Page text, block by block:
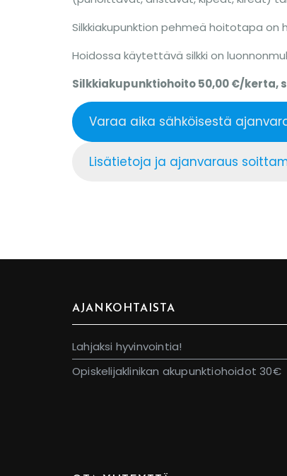
Silkkiakupunktion pehmeä hoitotapa on
Hoidossa käytettävä silkki on
Silkkiakupunktiohoito 50,00 €/kerta,
Varaa aika sähköisestä
Lisätietoja ja ajanvaraus
AJANKOHTAISTA
Lahjaksi hyvinvointia!
Opiskelijaklinikan akupunktiohoidot 30€